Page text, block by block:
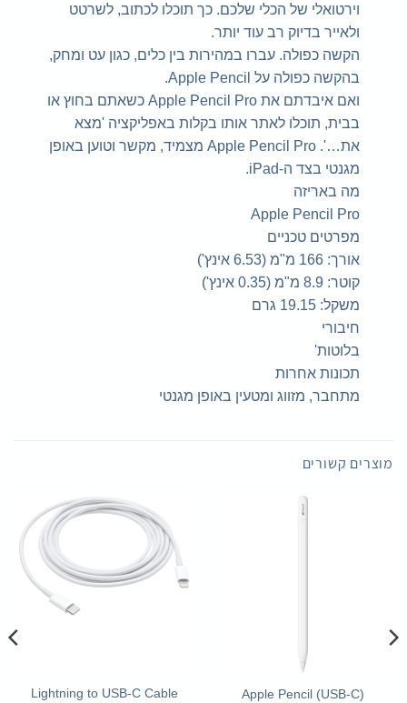
וירטואלי של הכלי שלכם. כך תוכלו לכתוב, לשרטט
ולאייר בדיוק רב עוד יותר.
הקשה כפולה. עברו במהירות בין כלים, כגון עט ומחק,
בהקשה כפולה על Apple Pencil.
ואם איבדתם את Apple Pencil Pro כשאתם בחוץ או
בבית, תוכלו לאתר אותו בקלות באפליקציה 'מצא
את…'. Apple Pencil Pro מצמיד, מקשר וטוען באופן
מגנטי בצד ה-iPad.
מה באריזה
Apple Pencil Pro
מפרטים טכניים
אורך: 166 מ"מ (6.53 אינץ')
קוטר: 8.9 מ"מ (0.35 אינץ')
משקל: 19.15 גרם
חיבורי
בלוטות'
תכונות אחרות
מתחבר, מזווג ומטעין באופן מגנטי
מוצרים קשורים
Apple Pencil (USB-C)
Lightning to USB-C Cable